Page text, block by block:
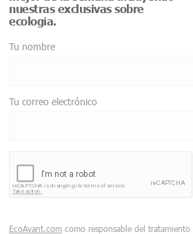
nuestras exclusivas sobre
ecología.
Tu nombre
Tu correo electrónico
EcoAvant.com como responsable del tratamiento